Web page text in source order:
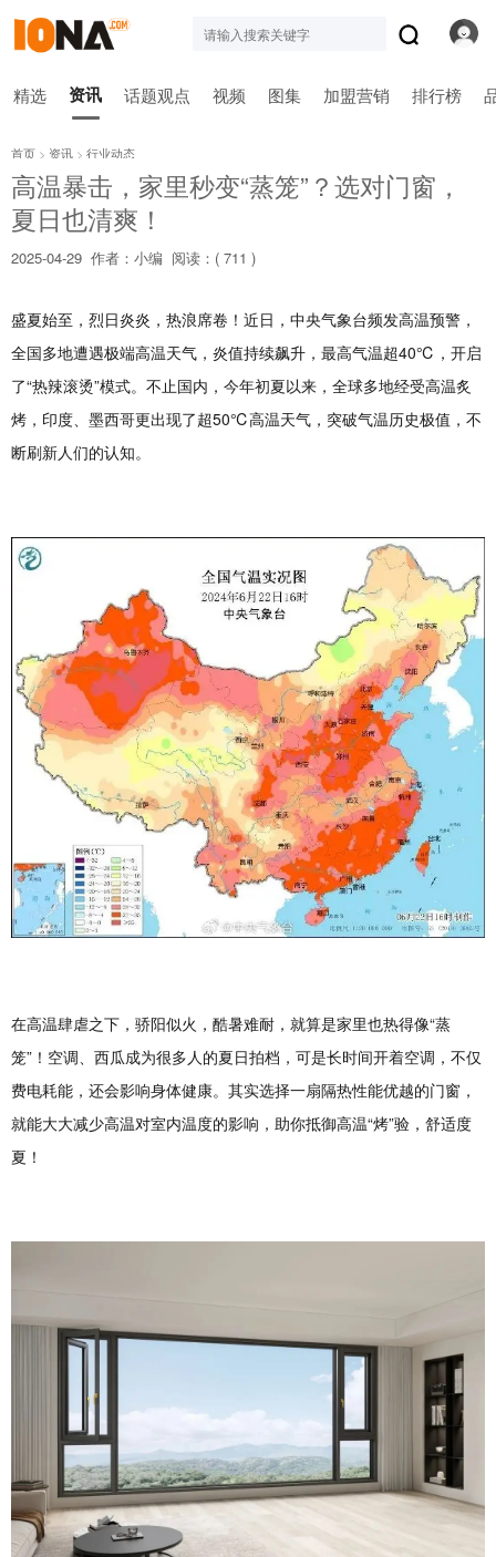
精选 资讯 话题观点 视频 图集 加盟营销 排行榜
首页 > 资讯 > 行业动态
高温暴击，家里秒变“蒸笼”？选对门窗，
夏日也清爽！
2025-04-29 作者：小编 阅读：( 711 )
盛夏始至，烈日炎炎，热浪席卷！近日，中央气象台频发高温预警，
全国多地遭遇极端高温天气，炎值持续飙升，最高气温超40℃，开启
了“热辣滚烫”模式。不止国内，今年初夏以来，全球多地经受高温炙
烤，印度、墨西哥更出现了超50℃高温天气，突破气温历史极值，不
断刷新人们的认知。
在高温肆虐之下，骄阳似火，酷暑难耐，就算是家里也热得像“蒸
笼”！空调、西瓜成为很多人的夏日拍档，可是长时间开着空调，不仅
费电耗能，还会影响身体健康。其实选择一扇隔热性能优越的门窗，
就能大大减少高温对室内温度的影响，助你抵御高温“烤”验，舒适度
夏！